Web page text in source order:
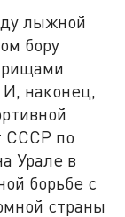
лыжной
бору
наконец,
СССР по
Урале в
борьбе с
страны